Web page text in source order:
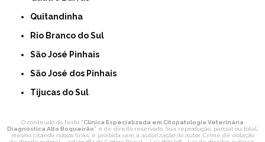
Quitandinha
Rio Branco do Sul
São José Pinhais
São José dos Pinhais
Tijucas do Sul
O conteúdo do texto "Clinica Especializada em Citopatologia Veterinária
Diagnóstica Alto Boqueirão" é de direito reservado. Sua reprodução, parcial ou total,
mesmo citando nossos links, é proibida sem a autorização do autor. Crime de violação